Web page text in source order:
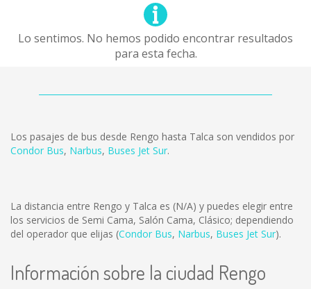
Lo sentimos. No hemos podido encontrar resultados
para esta fecha.
Los pasajes de bus desde Rengo hasta Talca son vendidos por
Condor Bus, Narbus, Buses Jet Sur.
La distancia entre Rengo y Talca es (N/A) y puedes elegir entre
los servicios de Semi Cama, Salón Cama, Clásico; dependiendo
del operador que elijas (Condor Bus, Narbus, Buses Jet Sur).
Información sobre la ciudad Rengo